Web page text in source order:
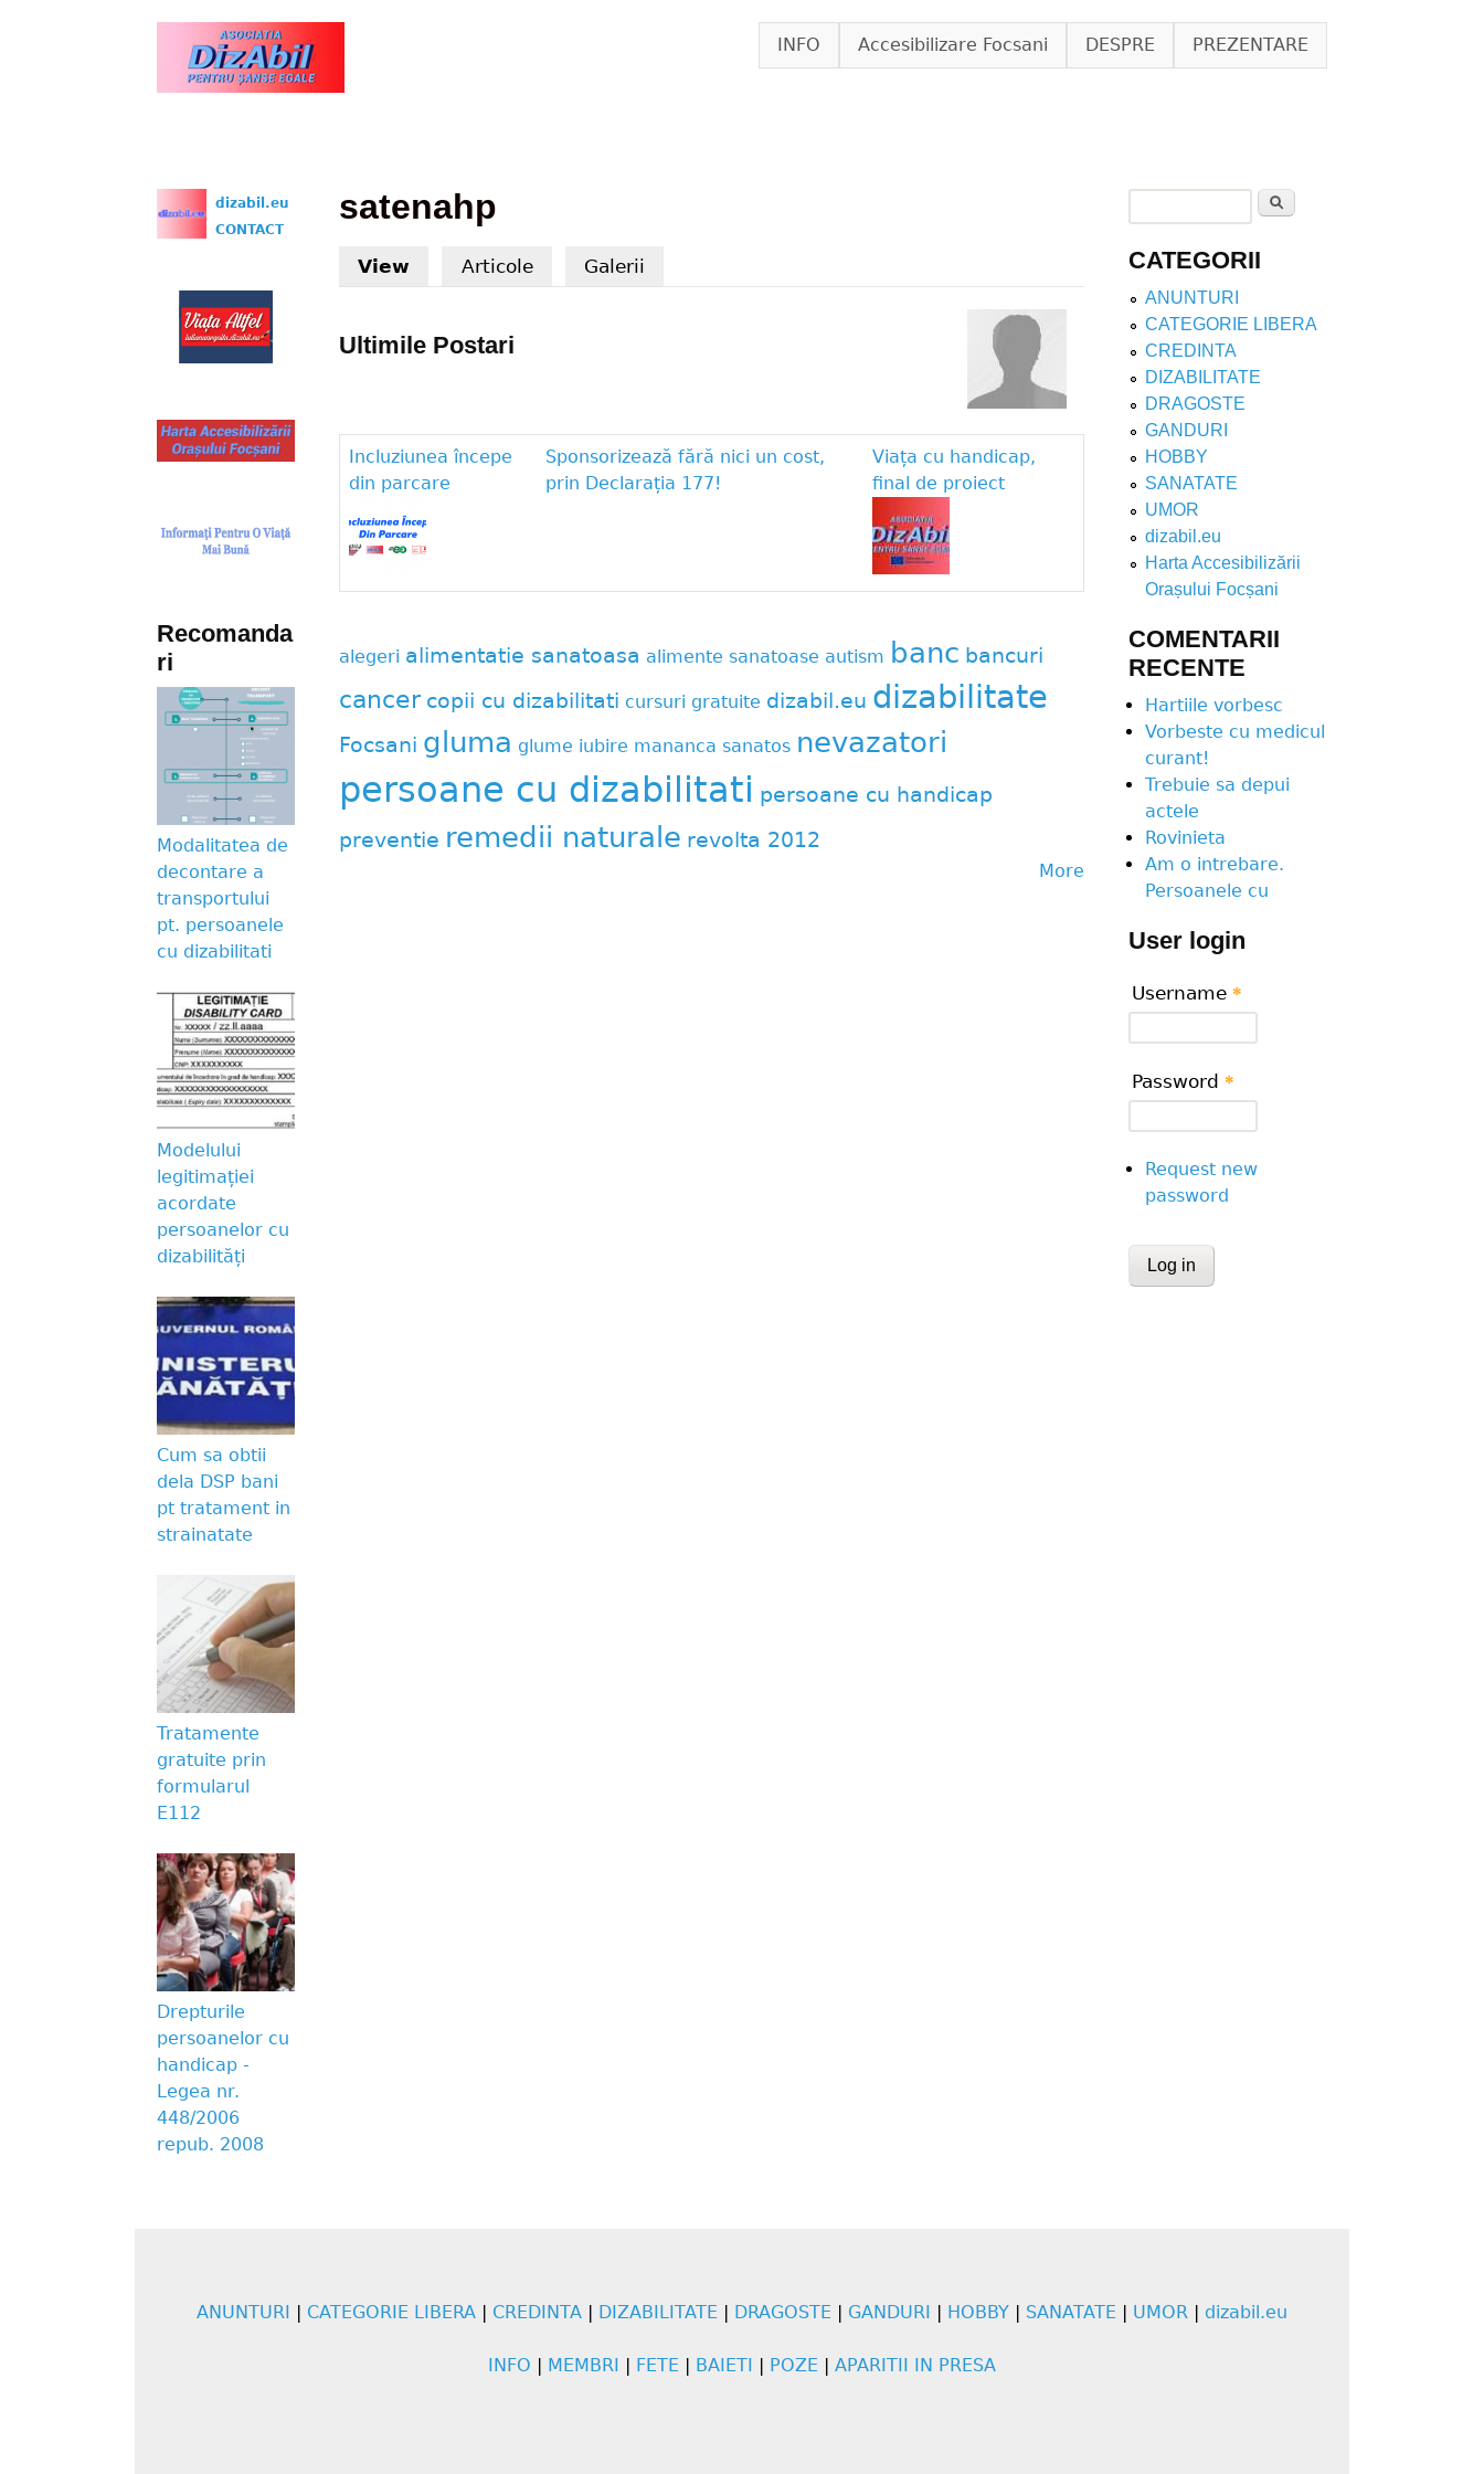
Skip to main content
www.dizabil.eu INFO Accesibilizare Focsani DESPRE PREZENTARE
satenahp
View (active tab)
Articole Galerii
Ultimile Postari
Incluziunea începe
din parcare
Sponsorizează fără nici un cost,
prin Declarația 177!
Viața cu handicap,
final de proiect
alegeri alimentatie sanatoasa alimente sanatoase autism banc bancuri
cancer copii cu dizabilitati cursuri gratuite dizabil.eu dizabilitate
Focsani gluma glume iubire mananca sanatos nevazatori
persoane cu dizabilitati persoane cu handicap
preventie remedii naturale revolta 2012
More
dizabil.eu
CONTACT
Recomanda
ri
Modalitatea de
decontare a
transportului
pt. persoanele
cu dizabilitati
Modelului
legitimației
acordate
persoanelor cu
dizabilități
Cum sa obtii
dela DSP bani
pt tratament in
strainatate
Tratamente
gratuite prin
formularul
E112
Drepturile
persoanelor cu
handicap -
Legea nr.
448/2006
repub. 2008
Search form
CATEGORII
ANUNTURI
CATEGORIE LIBERA
CREDINTA
DIZABILITATE
DRAGOSTE
GANDURI
HOBBY
SANATATE
UMOR
dizabil.eu
Harta Accesibilizării
Orașului Focșani
COMENTARII
RECENTE
Hartiile vorbesc
Vorbeste cu medicul
curant!
Trebuie sa depui
actele
Rovinieta
Am o intrebare.
Persoanele cu
User login
Username *
Password *
Request new
password
CAPTCHA
ANUNTURI CATEGORIE LIBERA CREDINTA DIZABILITATE DRAGOSTE GANDURI HOBBY SANATATE UMOR dizabil.eu
INFO MEMBRI FETE BAIETI POZE APARITII IN PRESA